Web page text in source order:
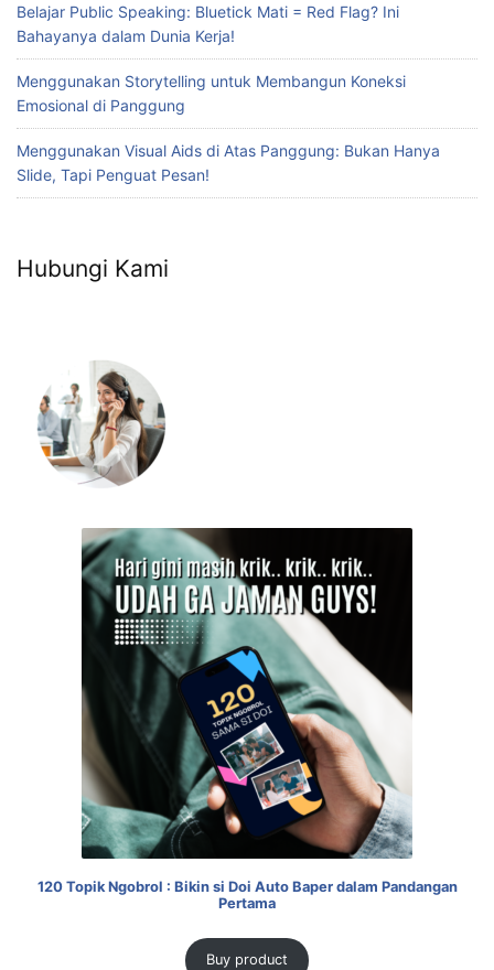
Belajar Public Speaking: Bluetick Mati = Red Flag? Ini
Bahayanya dalam Dunia Kerja!
Menggunakan Storytelling untuk Membangun Koneksi
Emosional di Panggung
Menggunakan Visual Aids di Atas Panggung: Bukan Hanya
Slide, Tapi Penguat Pesan!
Hubungi Kami
120 Topik Ngobrol : Bikin si Doi Auto Baper dalam Pandangan
Pertama
Buy product